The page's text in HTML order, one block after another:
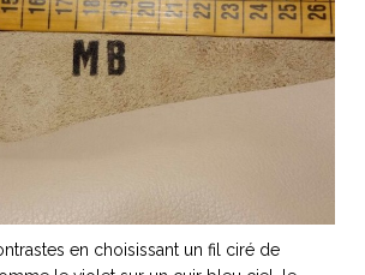
en choisissant un fil ciré de